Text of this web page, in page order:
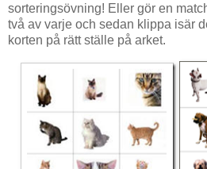
sorteringsövning! Eller gör en
två av varje och sedan klippa isär
korten på rätt ställe på arket.